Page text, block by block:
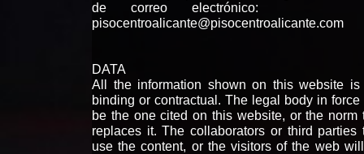
de correo
pisocentroalicante@pisocentroalicante.com
DATA
All the information shown on this website is
binding or contractual. The legal body in force
be the one cited on this website, or the norm
replaces it. The collaborators or third parties
use the content, or the visitors of the web